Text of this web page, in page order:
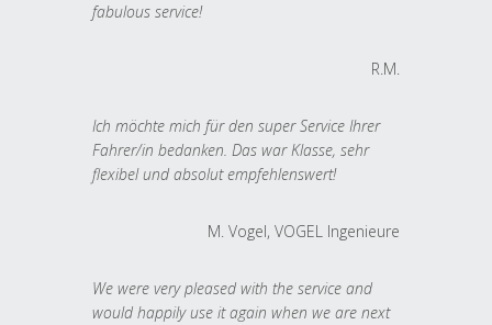
fabulous service!
R.M.
Ich möchte mich für den super Service Ihrer
Fahrer/in bedanken. Das war Klasse, sehr
flexibel und absolut empfehlenswert!
M. Vogel, VOGEL Ingenieure
We were very pleased with the service and
would happily use it again when we are next